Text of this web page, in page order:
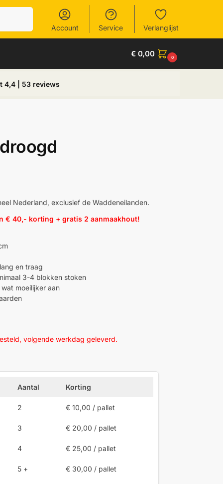
Account Service Verlanglijst
€0,00 0
4,4 | 53 reviews
Nederland, exclusief de Waddeneilanden.
€ 40,- korting + gratis 2 aanmaakhout!
en traag
3-4 blokken stoken
moeilijker aan
volgende werkdag geleverd.
Aantal Korting
2 €10,00 / pallet
3 €20,00 / pallet
4 €25,00 / pallet
5 + €30,00 / pallet